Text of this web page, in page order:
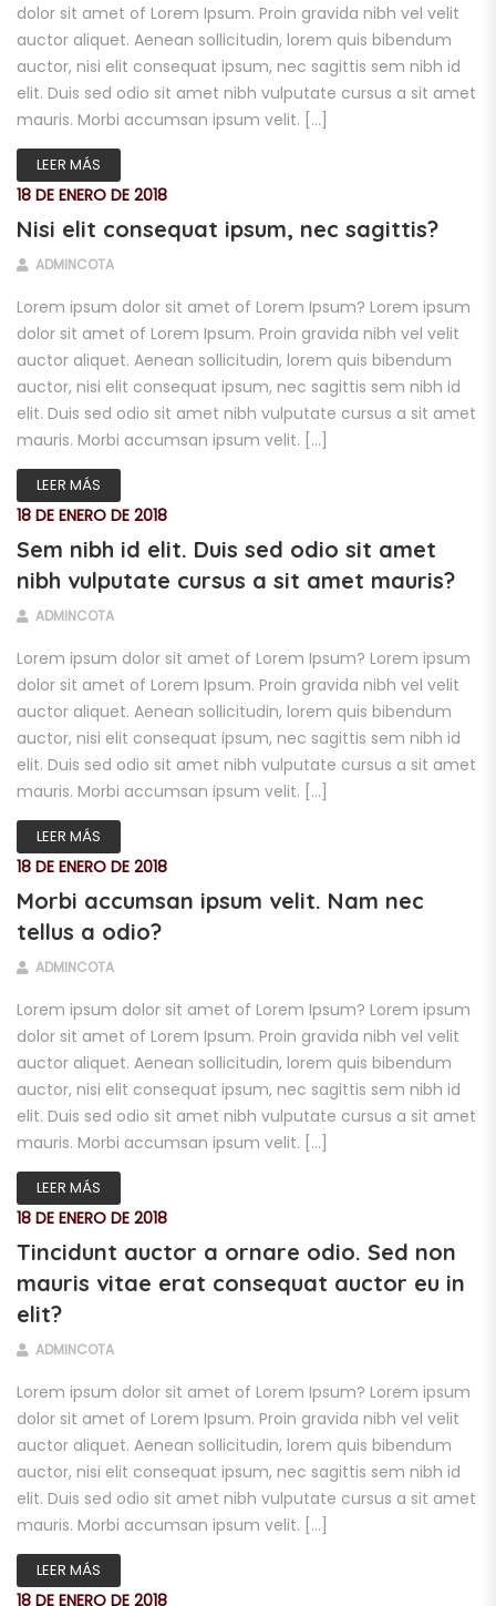
dolor sit amet of Lorem Ipsum. Proin gravida nibh vel velit
auctor aliquet. Aenean sollicitudin, lorem quis bibendum
auctor, nisi elit consequat ipsum, nec sagittis sem nibh id
elit. Duis sed odio sit amet nibh vulputate cursus a sit amet
mauris. Morbi accumsan ipsum velit. […]
LEER MÁS
18 DE ENERO DE 2018
Nisi elit consequat ipsum, nec sagittis?
ADMINCOTA
Lorem ipsum dolor sit amet of Lorem Ipsum? Lorem ipsum
dolor sit amet of Lorem Ipsum. Proin gravida nibh vel velit
auctor aliquet. Aenean sollicitudin, lorem quis bibendum
auctor, nisi elit consequat ipsum, nec sagittis sem nibh id
elit. Duis sed odio sit amet nibh vulputate cursus a sit amet
mauris. Morbi accumsan ipsum velit. […]
LEER MÁS
18 DE ENERO DE 2018
Sem nibh id elit. Duis sed odio sit amet
nibh vulputate cursus a sit amet mauris?
ADMINCOTA
Lorem ipsum dolor sit amet of Lorem Ipsum? Lorem ipsum
dolor sit amet of Lorem Ipsum. Proin gravida nibh vel velit
auctor aliquet. Aenean sollicitudin, lorem quis bibendum
auctor, nisi elit consequat ipsum, nec sagittis sem nibh id
elit. Duis sed odio sit amet nibh vulputate cursus a sit amet
mauris. Morbi accumsan ipsum velit. […]
LEER MÁS
18 DE ENERO DE 2018
Morbi accumsan ipsum velit. Nam nec
tellus a odio?
ADMINCOTA
Lorem ipsum dolor sit amet of Lorem Ipsum? Lorem ipsum
dolor sit amet of Lorem Ipsum. Proin gravida nibh vel velit
auctor aliquet. Aenean sollicitudin, lorem quis bibendum
auctor, nisi elit consequat ipsum, nec sagittis sem nibh id
elit. Duis sed odio sit amet nibh vulputate cursus a sit amet
mauris. Morbi accumsan ipsum velit. […]
LEER MÁS
18 DE ENERO DE 2018
Tincidunt auctor a ornare odio. Sed non
mauris vitae erat consequat auctor eu in
elit?
ADMINCOTA
Lorem ipsum dolor sit amet of Lorem Ipsum? Lorem ipsum
dolor sit amet of Lorem Ipsum. Proin gravida nibh vel velit
auctor aliquet. Aenean sollicitudin, lorem quis bibendum
auctor, nisi elit consequat ipsum, nec sagittis sem nibh id
elit. Duis sed odio sit amet nibh vulputate cursus a sit amet
mauris. Morbi accumsan ipsum velit. […]
LEER MÁS
18 DE ENERO DE 2018